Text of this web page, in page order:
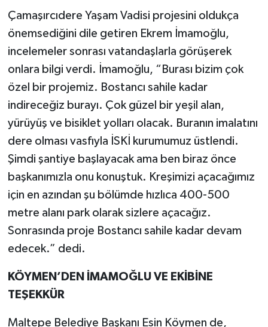
Çamaşırcıdere Yaşam Vadisi projesini oldukça
önemsediğini dile getiren Ekrem İmamoğlu,
incelemeler sonrası vatandaşlarla görüşerek
onlara bilgi verdi. İmamoğlu, “Burası bizim çok
özel bir projemiz. Bostancı sahile kadar
indireceğiz burayı. Çok güzel bir yeşil alan,
yürüyüş ve bisiklet yolları olacak. Buranın imalatını
dere olması vasfıyla İSKİ kurumumuz üstlendi.
Şimdi şantiye başlayacak ama ben biraz önce
başkanımızla onu konuştuk. Kreşimizi açacağımız
için en azından şu bölümde hızlıca 400-500
metre alanı park olarak sizlere açacağız.
Sonrasında proje Bostancı sahile kadar devam
edecek.” dedi.
KÖYMEN’DEN İMAMOĞLU VE EKİBİNE
TEŞEKKÜR
Maltepe Belediye Başkanı Esin Köymen de,